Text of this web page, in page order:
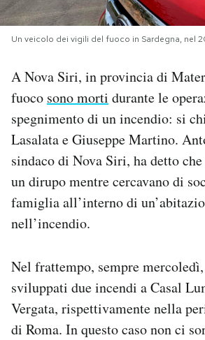
NEWSLETTER
SHOP
CALENDARIO
AREA PERSONALE
Area Personale
Regala il Post
Hai bisogno di aiuto?
Esci
Un veicolo dei vigili del fuoco in Sardegna, nel
A Nova Siri, in provincia di
fuoco sono morti durante le
spegnimento di un incendio: si
Lasalata e Giuseppe Martino.
sindaco di Nova Siri, ha detto
un dirupo mentre cercavano di
famiglia all’interno di
nell’incendio.
Nel frattempo, sempre
sviluppati due incendi a Casal
Vergata, rispettivamente nella
di Roma. In questo caso non ci